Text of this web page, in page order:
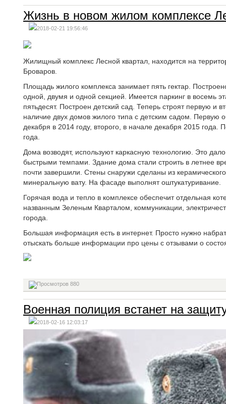
Жизнь в новом жилом комплексе
2018-02-21 19:56:46
Жилищный комплекс Лесной квартал, находится на
Броваров.
Площадь жилого комплекса занимает пять гектар.
одной, двумя и одной секцией. Имеется паркинг в восемь
пятьдесят. Построен детский сад. Теперь строят первую и
наличие двух домов жилого типа с детским садом. Первую
декабря в 2014 году, второго, в начале декабря 2015
года.
Дома возводят, используют каркасную технологию. Это
быстрыми темпами. Здание дома стали строить в летнее
почти завершили. Стены снаружи сделаны из
минеральную вату. На фасаде выполнят оштукатуривание.
Горячая вода и тепло в комплексе обеспечит отдельная
названным Зеленым Кварталом, коммуникации,
города.
Большая информация есть в интернет. Просто нужно
отыскать больше информации про цены с отзывами о
880
Военная полиция встанет на
2018-02-16 12:03:17